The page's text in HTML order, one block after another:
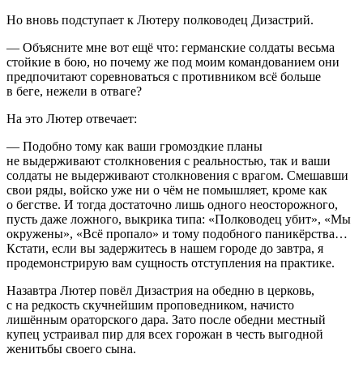
Но вновь подступает к Лютеру полководец Дизастрий.
— Объясните мне вот ещё что: германские солдаты весьма
стойкие в бою, но почему же под моим командованием они
предпочитают соревноваться с противником всё больше
в беге, нежели в отваге?
На это Лютер отвечает:
— Подобно тому как ваши громоздкие планы
не выдерживают столкновения с реальностью, так и ваши
солдаты не выдерживают столкновения с врагом. Смешавши
свои ряды, войско уже ни о чём не помышляет, кроме как
о бегстве. И тогда достаточно лишь одного неосторожного,
пусть даже ложного, выкрика типа: «Полководец убит», «Мы
окружены», «Всё пропало» и тому подобного паникёрства…
Кстати, если вы задержитесь в нашем городе до завтра, я
продемонстрирую вам сущность отступления на практике.
Назавтра Лютер повёл Дизастрия на обедню в церковь,
с на редкость скучнейшим проповедником, начисто
лишённым ораторского дара. Зато после обедни местный
купец устраивал пир для всех горожан в честь выгодной
женитьбы своего сына.